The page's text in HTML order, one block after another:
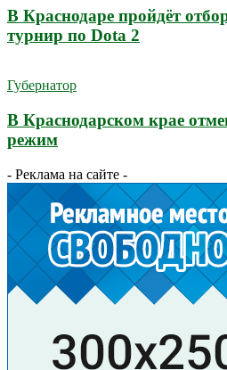
В Краснодаре пройдёт
турнир по Dota 2
Губернатор
В Краснодарском крае
режим
- Реклама на сайте -